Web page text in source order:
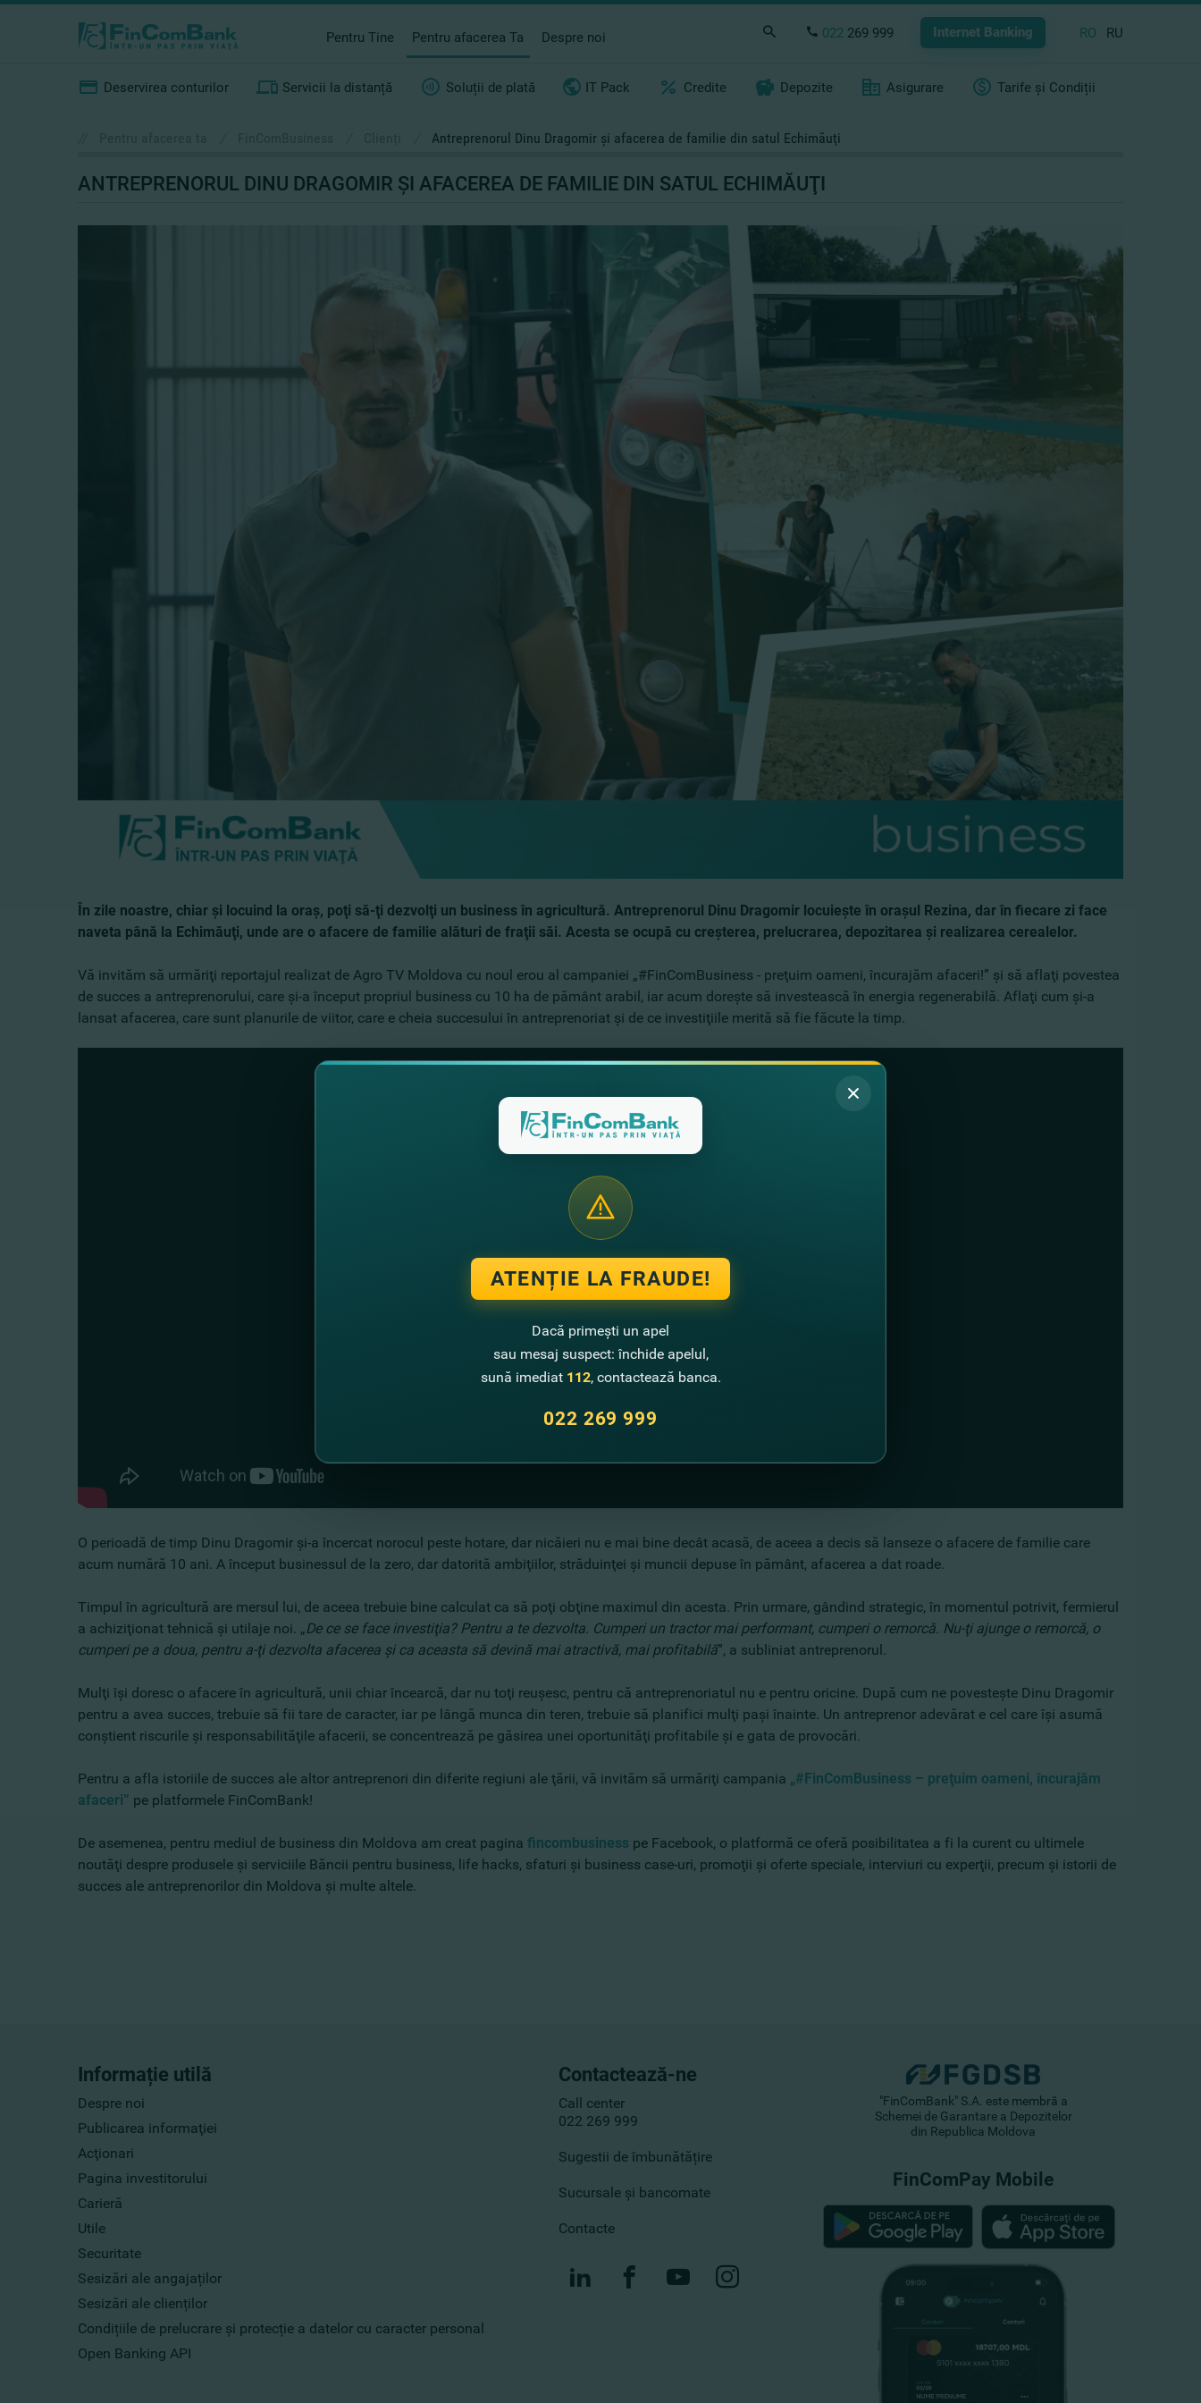
Pentru Tine Pentru afacerea Ta Despre noi 022 269 999 Internet Banking RO RU
Deservirea conturilor Servicii la distanță Soluții de plată IT Pack Credite Depozite Asigurare Tarife și Condiții
Antreprenorul Dinu Dragomir şi afacerea de familie din satul Echimăuţi
ANTREPRENORUL DINU DRAGOMIR ŞI AFACEREA DE FAMILIE DIN SATUL ECHIMĂUŢI
În zile noastre, chiar şi locuind la oraş, poţi să-ţi dezvolţi un business în agricultură. Antreprenorul Dinu Dragomir locuieşte în oraşul Rezina, dar în fiecare zi face
naveta până la Echimăuţi, unde are o afacere de familie alături de fraţii săi. Acesta se ocupă cu creşterea, prelucrarea, depozitarea şi realizarea cerealelor.
Vă invităm să urmăriţi reportajul realizat de Agro TV Moldova cu noul erou al campaniei „#FinComBusiness - preţuim oameni, încurajăm afaceri!” şi să aflaţi povestea
de succes a antreprenorului, care şi-a început propriul business cu 10 ha de pământ arabil, iar acum doreşte să investească în energia regenerabilă. Aflaţi cum şi-a
lansat afacerea, care sunt planurile de viitor, care e cheia succesului în antreprenoriat şi de ce investiţiile merită să fie făcute la timp.
O perioadă de timp Dinu Dragomir şi-a încercat norocul peste hotare, dar nicăieri nu e mai bine decât acasă, de aceea a decis să lanseze o afacere de familie care
acum numără 10 ani. A început businessul de la zero, dar datorită ambiţiilor, străduinţei şi muncii depuse în pământ, afacerea a dat roade.
Timpul în agricultură are mersul lui, de aceea trebuie bine calculat ca să poţi obţine maximul din acesta. Prin urmare, gândind strategic, în momentul potrivit, fermierul
a achiziţionat tehnică şi utilaje noi. „De ce se face investiţia? Pentru a te dezvolta. Cumperi un tractor mai performant, cumperi o remorcă. Nu-ţi ajunge o remorcă, o
cumperi pe a doua, pentru a-ţi dezvolta afacerea şi ca aceasta să devină mai atractivă, mai profitabilă”, a subliniat antreprenorul.
Mulţi îşi doresc o afacere în agricultură, unii chiar încearcă, dar nu toţi reuşesc, pentru că antreprenoriatul nu e pentru oricine. După cum ne povesteşte Dinu Dragomir
pentru a avea succes, trebuie să fii tare de caracter, iar pe lângă munca din teren, trebuie să planifici mulţi paşi înainte. Un antreprenor adevărat e cel care îşi asumă
conştient riscurile şi responsabilităţile afacerii, se concentrează pe găsirea unei oportunităţi profitabile şi e gata de provocări.
Pentru a afla istoriile de succes ale altor antreprenori din diferite regiuni ale ţării, vă invităm să urmăriţi campania „#FinComBusiness – preţuim oameni, încurajăm
afaceri” pe platformele FinComBank!
De asemenea, pentru mediul de business din Moldova am creat pagina fincombusiness pe Facebook, o platformă ce oferă posibilitatea a fi la curent cu ultimele
noutăţi despre produsele şi serviciile Băncii pentru business, life hacks, sfaturi şi business case-uri, promoţii şi oferte speciale, interviuri cu experţii, precum şi istorii de
succes ale antreprenorilor din Moldova şi multe altele.
Informație utilă
Despre noi
Publicarea informaţiei
Acţionari
Pagina investitorului
Carieră
Utile
Securitate
Sesizări ale angajaților
Sesizări ale clienților
Condițiile de prelucrare și protecție a datelor cu caracter personal
Open Banking API
Contactează-ne
Call center
022 269 999
Sugestii de îmbunătățire
Sucursale și bancomate
Contacte
"FinComBank" S.A. este membră a
Schemei de Garantare a Depozitelor
din Republica Moldova
FinComPay Mobile
ATENȚIE LA FRAUDE!
Dacă primești un apel
sau mesaj suspect: închide apelul,
sună imediat 112, contactează banca.
022 269 999